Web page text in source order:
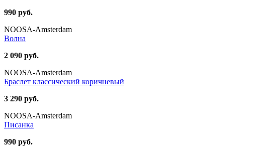
990 руб.
NOOSA-Amsterdam
Волна
2 090 руб.
NOOSA-Amsterdam
Браслет классический коричневый
3 290 руб.
NOOSA-Amsterdam
Писанка
990 руб.